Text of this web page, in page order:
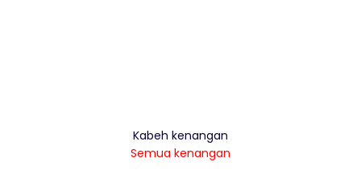
Kabeh kenangan
Semua kenangan